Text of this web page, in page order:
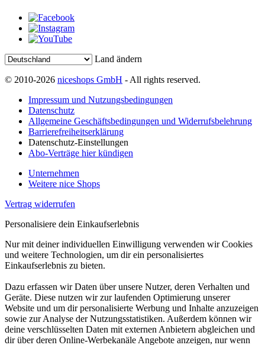
Land ändern
© 2010-2026 niceshops GmbH - All rights reserved.
Impressum und Nutzungsbedingungen
Datenschutz
Allgemeine Geschäftsbedingungen und Widerrufsbelehrung
Barrierefreiheitserklärung
Datenschutz-Einstellungen
Abo-Verträge hier kündigen
Unternehmen
Weitere nice Shops
Vertrag widerrufen
Personalisiere dein Einkaufserlebnis
Nur mit deiner individuellen Einwilligung verwenden wir Cookies
und weitere Technologien, um dir ein personalisiertes
Einkaufserlebnis zu bieten.
Dazu erfassen wir Daten über unsere Nutzer, deren Verhalten und
Geräte. Diese nutzen wir zur laufenden Optimierung unserer
Website und um dir personalisierte Werbung und Inhalte anzuzeigen
sowie zur Analyse der Nutzungsstatistiken. Außerdem können wir
deine verschlüsselten Daten mit externen Anbietern abgleichen und
dir über deren Online-Werbekanäle Angebote anzeigen, nur wenn